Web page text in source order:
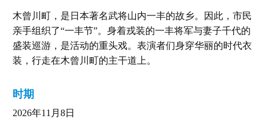
木曾川町，是日本著名武将山内一丰的故乡。因此，市民
亲手组织了“一丰节”。身着戎装的一丰将军与妻子千代的
盛装巡游，是活动的重头戏。表演者们身穿华丽的时代衣
装，行走在木曾川町的主干道上。
时期
2026年11月8日